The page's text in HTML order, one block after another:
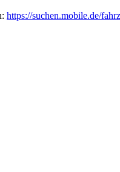
https://suchen.mobile.de/